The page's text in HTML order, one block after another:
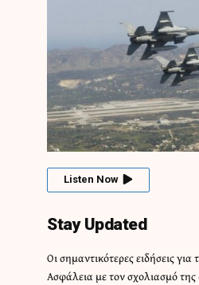
Listen Now
Stay Updated
Οι σημαντικότερες ειδήσεις
Ασφάλεια με τον σχολιασμό